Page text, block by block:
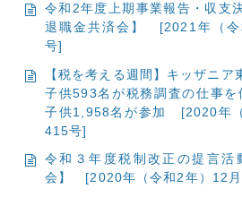
令和2年度上期事業報告・収支
退職金共済会】
[2021年（
号]
【税を考える週間】キッザニ
子供593名が税務調査の仕事
子供1,958名が参加
[2020年
415号]
令和３年度税制改正の提言活
会】
[2020年（令和2年）12